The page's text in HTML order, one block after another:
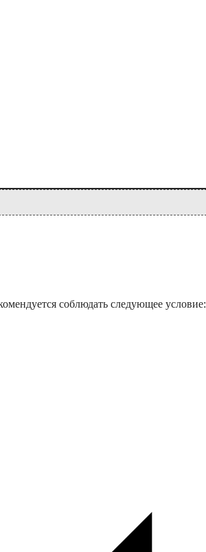
соблюдать следующее условие: